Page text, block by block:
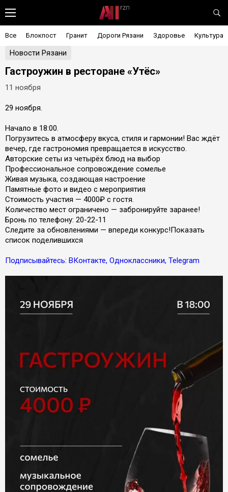
Все Блокпост Гранит Дороги Рязани Здоровье Культура
Новости Рязани
Гастроужин в ресторане «Утёс»
11 ноября
29 ноября.
Начало в 18:00.
Погрузитесь в атмосферу вкуса, стиля и гармонии! Вас ждёт
вечер, где гастрономия превращается в искусство.
Авторские сеты из четырёх блюд на выбор
Профессиональное сопровождение сомелье
Живая музыка, создающая настроение
Памятные фото и видео с мероприятия
Стоимость участия — 4000₽ с гостя.
Количество мест ограничено — забронируйте заранее!
Бронь по телефону: 20-22-11
Следите за обновлениями — впереди конкурс!Показать
список поделившихся
Подписывайтесь: ВКонтакте, Одноклассники, Telegram